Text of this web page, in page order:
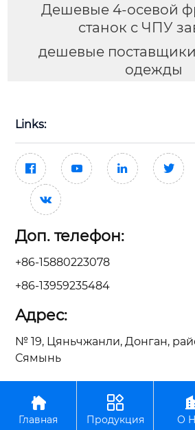
Дешевые 4-осевой
станок с ЧПУ
дешевые поставщики
одежды
Links:
   

Доп. телефон:
+86-15880223078
+86-13959235484
Адрес:
№ 19, Цяньчжанли, Донган,
Сямынь
ООО Сямынь Тайсин

Главная

Продукция О